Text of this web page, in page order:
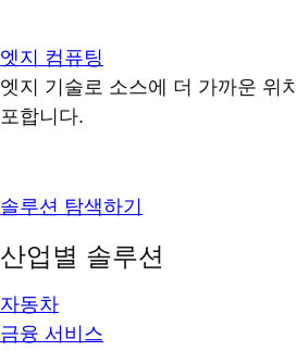
엣지 컴퓨팅
엣지 기술로 소스에 더 가까운 위
포합니다.
솔루션 탐색하기
산업별 솔루션
자동차
금융 서비스